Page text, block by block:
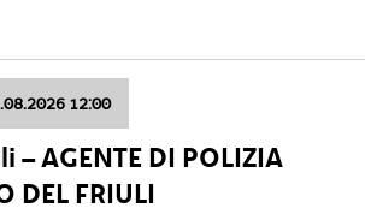
12:00
AGENTE DI POLIZIA
DEL FRIULI